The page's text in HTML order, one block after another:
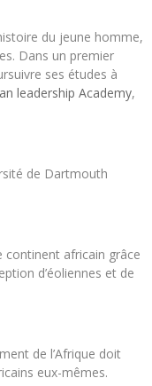
du jeune homme,
Dans un premier
ses études à
leadership Academy,
de Dartmouth
continent africain grâce
d’éoliennes et de
de l’Afrique doit
eux-mêmes.